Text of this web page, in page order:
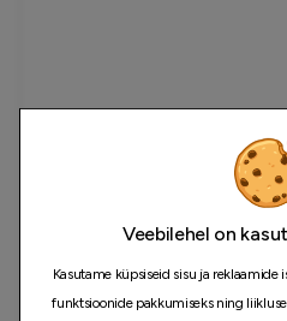
Veebilehel on
Kasutame küpsiseid sisu ja reklaamide
funktsioonide pakkumiseks ning